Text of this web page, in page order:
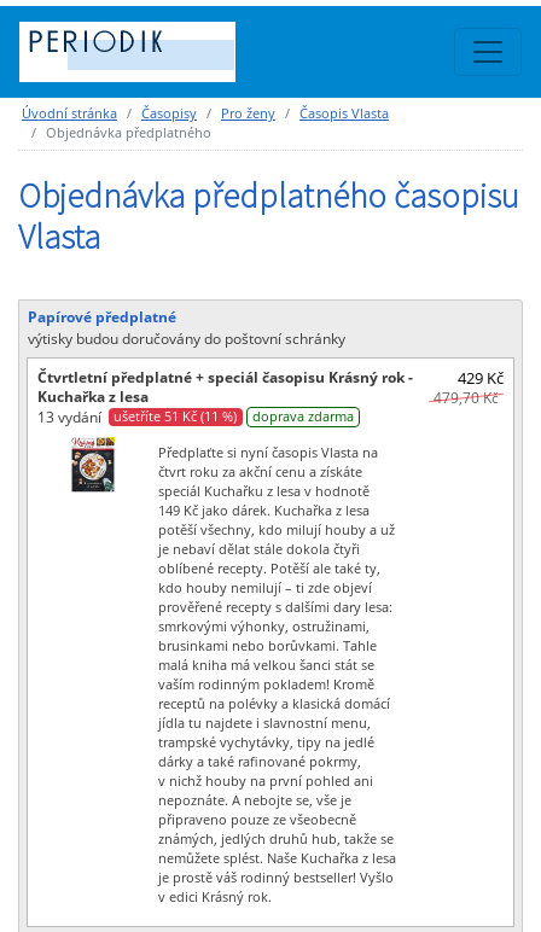
Úvodní stránka Časopisy Pro ženy
Časopis Vlasta
Objednávka předplatného
Objednávka předplatného časopisu
Vlasta
Papírové předplatné
výtisky budou doručovány do poštovní schránky
Čtvrtletní předplatné + speciál časopisu Krásný rok -
Kuchařka z lesa
13 vydání
ušetříte 51 Kč (11 %) doprava zdarma
429 Kč
479,70 Kč
Předplaťte si nyní časopis Vlasta na
čtvrt roku za akční cenu a získáte
speciál Kuchařku z lesa v hodnotě
149 Kč jako dárek. Kuchařka z lesa
potěší všechny, kdo milují houby a už
je nebaví dělat stále dokola čtyři
oblíbené recepty. Potěší ale také ty,
kdo houby nemilují – ti zde objeví
prověřené recepty s dalšími dary lesa:
smrkovými výhonky, ostružinami,
brusinkami nebo borůvkami. Tahle
malá kniha má velkou šanci stát se
vaším rodinným pokladem! Kromě
receptů na polévky a klasická domácí
jídla tu najdete i slavnostní menu,
trampské vychytávky, tipy na jedlé
dárky a také rafinované pokrmy,
v nichž houby na první pohled ani
nepoznáte. A nebojte se, vše je
připraveno pouze ze všeobecně
známých, jedlých druhů hub, takže se
nemůžete splést. Naše Kuchařka z lesa
je prostě váš rodinný bestseller! Vyšlo
v edici Krásný rok.